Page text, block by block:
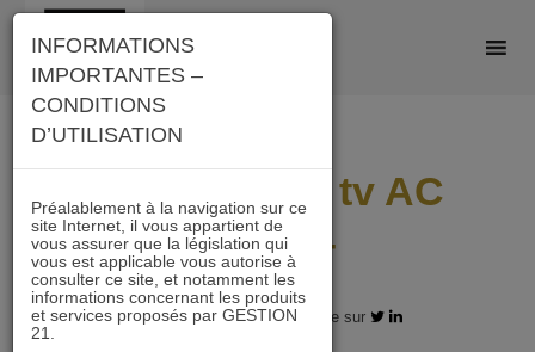
Skip
content
Investisseur tv AC
040424
25.04.2024 - Partagez l'article sur
INFORMATIONS
IMPORTANTES –
CONDITIONS
D’UTILISATION
Préalablement à la navigation sur ce
site Internet, il vous appartient de
vous assurer que la législation qui
vous est applicable vous autorise à
consulter ce site, et notamment les
informations concernant les produits
et services proposés par GESTION
21.